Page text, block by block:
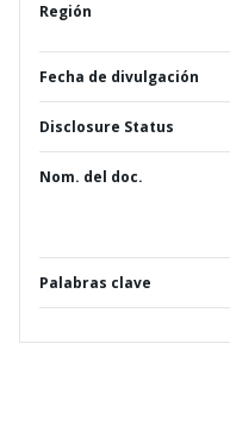
Región
Fecha de divulgación
Disclosure Status
Nom. del doc.
Palabras clave